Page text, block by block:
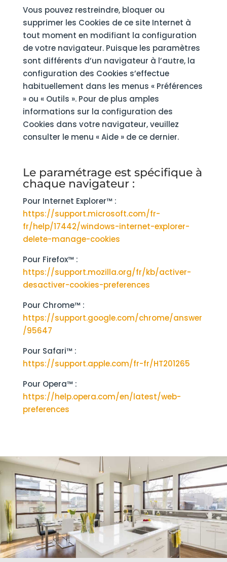
Vous pouvez restreindre, bloquer ou
supprimer les Cookies de ce site Internet à
tout moment en modifiant la configuration
de votre navigateur. Puisque les paramètres
sont différents d’un navigateur à l’autre, la
configuration des Cookies s’effectue
habituellement dans les menus « Préférences
» ou « Outils ». Pour de plus amples
informations sur la configuration des
Cookies dans votre navigateur, veuillez
consulter le menu « Aide » de ce dernier.
Le paramétrage est spécifique à
chaque navigateur :
Pour Internet Explorer™ :
https://support.microsoft.com/fr-
fr/help/17442/windows-internet-explorer-
delete-manage-cookies
Pour Firefox™ :
https://support.mozilla.org/fr/kb/activer-
desactiver-cookies-preferences
Pour Chrome™ :
https://support.google.com/chrome/answer
/95647
Pour Safari™ :
https://support.apple.com/fr-fr/HT201265
Pour Opera™ :
https://help.opera.com/en/latest/web-
preferences